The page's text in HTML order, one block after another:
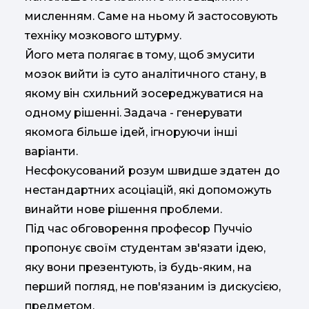
мисленням. Саме на ньому й застосовують
техніку мозкового штурму.
Його мета полягає в тому, щоб змусити
мозок вийти із суто аналітичного стану, в
якому він схильний зосереджуватися на
одному рішенні. Задача - генерувати
якомога більше ідей, ігноруючи інші
варіанти.
Несфокусований розум швидше здатен до
нестандартних асоціацій, які допоможуть
винайти нове рішення проблеми.
Під час обговорення професор Пуччіо
пропонує своїм студентам зв'язати ідею,
яку вони презентують, із будь-яким, на
перший погляд, не пов'язаним із дискусією,
предметом.